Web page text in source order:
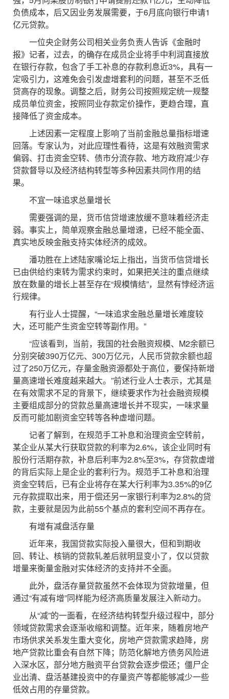
负债成本，后又因业务发展需要，于6月底向银行申请1
亿元贷款。
一位央企财务公司相关业务负责人告诉《金融时
报》记者，过去，的确存在成员企业将手中利润直接放
在银行存款，包含了手工补息的存款利息近3%，具有一
定吸引力，这难免会引发虚增套利的问题，甚至不乏低
贷高存的现象。调整之后，财务公司按照规定统一规整
成员单位资金，按照同业存款定价操作，更趋合理，直
接降低了资金成本。
上述因素一定程度上影响了当前金融总量指标增速
回落。专家认为，对此应理性看待，这是有效融资需求
偏弱、打击资金空转、债市分流存款、地方政府减少存
贷款督导以及经济结构转型等多种因素共同作用的结
果。
不宜一味追求总量增长
需要强调的是，货币信贷增速放缓不意味着经济走
弱。事实上，简单观察金融总量增速，已经不能全面、
真实地反映金融支持实体经济的成效。
潘功胜在上述陆家嘴论坛上指出，当货币信贷增长
已由供给约束转为需求约束时，如果把关注的重点继续
放在数量的增长上甚至存在“规模情结”，显然有悖经济运
行规律。
有行业人士提醒，“一味追求金融总量增长难度较
大，还可能产生资金空转等副作用。”
“应该看到，当前，我国的社会融资规模、M2余额已
分别突破390万亿元、300万亿元，人民币贷款余额也超
过了250万亿元，存量金融资源都处于高位，要保持新增
量高速增长难度越来越大。”前述行业人士表示，尤其是
在有效需求不足的背景下，继续要求作为社会融资规模
主要组成部分的贷款总量高速增长并不现实，一味求量
反而可能加剧资金空转等各种虚增问题。
记者了解到，在规范手工补息和治理资金空转前，
某企业从某大行获取贷款的利率为2.6%，该企业同时有
股份行活期存款，补息后利率为2.8%至3%，存贷款虚增
的背后实际上是企业的套利行为。规范手工补息和治理
资金空转后，已有企业将存在某大行利率为3.35%的9亿
元存款提取出来，用于偿还另一家银行利率为2.8%的贷
款，主要就是因为此前55个基点的套利空间不再存在。
有增有减盘活存量
近年来，我国贷款实际投入量很大，但和到期收
回、转让、核销的贷款轧差后就明显变小了，仅以贷款
增量来衡量金融对实体经济的支持并不全面。
此外，盘活存量贷款虽然不会体现为贷款增量，但
通过“有减有增”同样能为经济高质量发展注入新动力。
从“减”的一面看，在经济结构转型升级过程中，部分
领域贷款需求会逐渐收缩和调整。近年来，随着房地产
市场供求关系发生重大变化，房地产贷款需求趋降，房
地产贷款比重会有自然下降；防范化解地方债务风险进
入深水区，部分地方融资平台贷款会逐步偿还；僵尸企
业出清、盘活基建投资中的存量资产等都能够减少一些
低效占用的存量贷款。